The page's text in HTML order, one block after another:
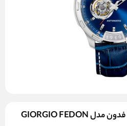
ساعت مچی مردانه جیورجیو فدون مدل GIORGIO FEDON